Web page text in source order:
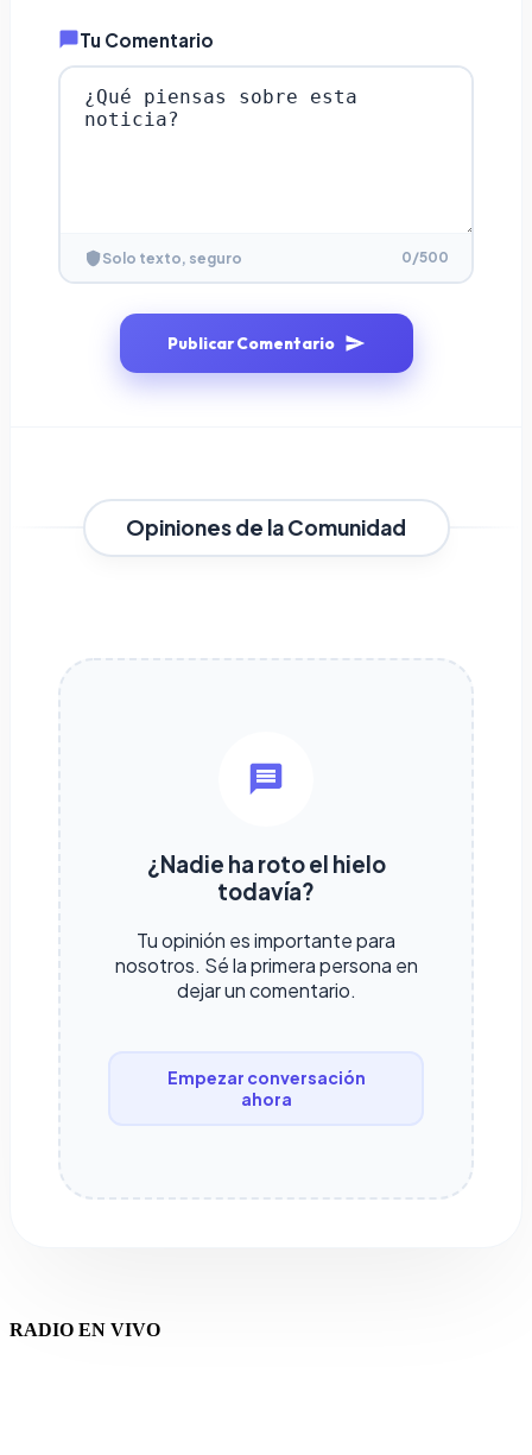
Tu Comentario
Solo texto, seguro 0/500
Publicar Comentario
Opiniones de la Comunidad
¿Nadie ha roto el hielo
todavía?
Tu opinión es importante para
nosotros. Sé la primera persona en
dejar un comentario.
Empezar conversación
ahora
RADIO EN VIVO